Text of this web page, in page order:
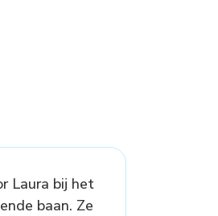
Laura bij het
baan. Ze